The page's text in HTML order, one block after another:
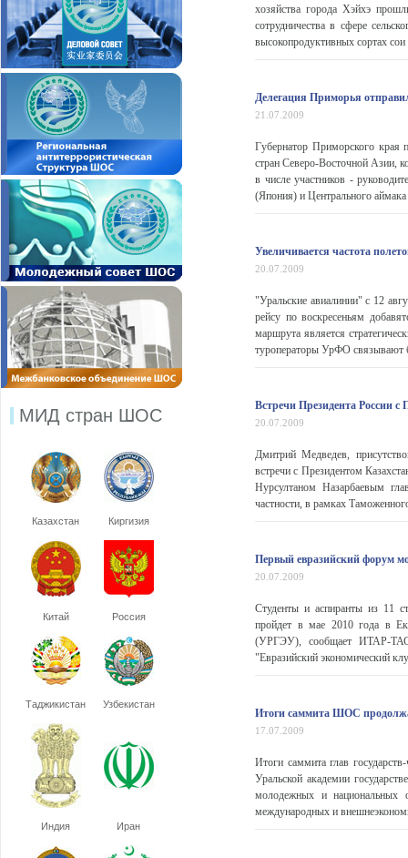
МИД стран ШОС
Казахстан Киргизия
Китай Россия
Таджикистан Узбекистан
Индия Иран
хозяйства города Хэйхэ
сотрудничества в сфере
высокопродуктивных сортах сои
Делегация Приморья
21.07.2009
Губернатор Приморского края
стран Северо-Восточной Азии,
в числе участников -
(Япония) и Центрального
Увеличивается частота
20.07.2009
"Уральские авиалинии" с 12
рейсу по воскресеньям
маршрута является
туроператоры УрФО связывают
Встречи Президента России
20.07.2009
Дмитрий Медведев,
встречи с Президентом
Нурсултаном Назарбаевым
частности, в рамках
Первый евразийский форум
20.07.2009
Студенты и аспиранты из 11
пройдет в мае 2010 года в
(УРГЭУ), сообщает ИТАР-
"Евразийский экономический
Итоги саммита ШОС
17.07.2009
Итоги саммита глав
Уральской академии
молодежных и национальных
международных и